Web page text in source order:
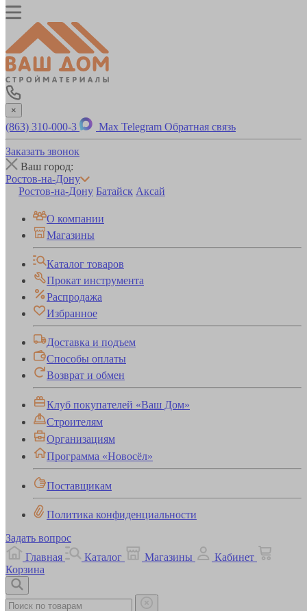
×
(863) 310-000-3 Max Telegram Обратная связь
Заказать звонок
Ваш город:
Ростов-на-Дону
Ростов-на-Дону Батайск Аксай
О компании
Магазины
Каталог товаров
Прокат инструмента
Распродажа
Избранное
Доставка и подъем
Способы оплаты
Возврат и обмен
Клуб покупателей «Ваш Дом»
Строителям
Организациям
Программа «Новосёл»
Поставщикам
Политика конфиденциальности
Задать вопрос
Главная
Каталог Магазины
Кабинет
Корзина